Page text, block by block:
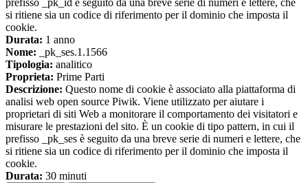
prefisso _pk_id è seguito da una breve serie di numeri e lettere, che
si ritiene sia un codice di riferimento per il dominio che imposta il
cookie.
Durata: 1 anno
Nome: _pk_ses.1.1566
Tipologia: analitico
Proprieta: Prime Parti
Descrizione: Questo nome di cookie è associato alla piattaforma di
analisi web open source Piwik. Viene utilizzato per aiutare i
proprietari di siti Web a monitorare il comportamento dei visitatori e
misurare le prestazioni del sito. È un cookie di tipo pattern, in cui il
prefisso _pk_ses è seguito da una breve serie di numeri e lettere, che
si ritiene sia un codice di riferimento per il dominio che imposta il
cookie.
Durata: 30 minuti